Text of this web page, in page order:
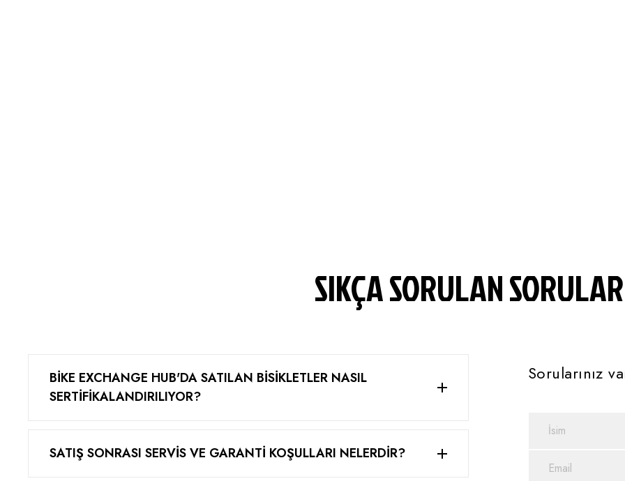
SIKÇA SORULAN SORULAR
BİKE EXCHANGE HUB'DA SATILAN BİSİKLETLER NASIL
SERTİFİKALANDIRILIYOR?
ve servis işleminden geçer. Sadece en yüksek standartları karşılayan bisikletler
SATIŞ SONRASI SERVİS VE GARANTİ KOŞULLARI NELERDİR?
Sorularınız